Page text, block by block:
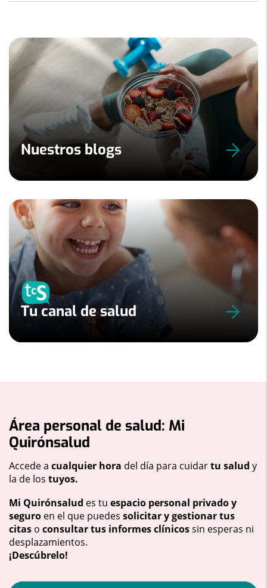
Nuestros blogs
Tu canal de salud
Área personal de salud: Mi
Quirónsalud
Accede a cualquier hora del día para cuidartu salud y
la de los tuyos.
Mi Quirónsalud es tu espacio personal privado y
seguro en el que puedes solicitar y gestionar tus
citas o consultar tus informes clínicossin esperas ni
desplazamientos.
¡Descúbrelo!